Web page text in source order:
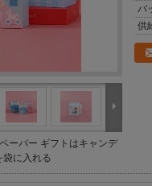
ーパー ギフトはキャンデ
袋に入れる
パ
供